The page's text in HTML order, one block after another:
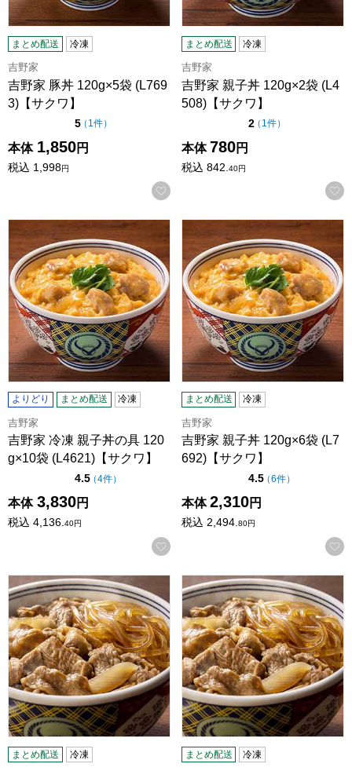
まとめ配送 冷凍
吉野家
吉野家 豚丼 120g×5袋 (L769
3)【サクワ】
5点（5点満点中）
（ 1件の評価
）
本体 1,850円
税込 1,998円
お気に入りに登録する
まとめ配送 冷凍
吉野家
吉野家 親子丼 120g×2袋 (L4
508)【サクワ】
2点（5点満点中）
（ 1件の評価
）
本体 780円
税込 842. 40円
吉野家 冷凍 親子丼の具 120g×10袋 (L4621)【サクワ】
よりどり まとめ配送 冷凍
吉野家
吉野家 冷凍 親子丼の具 120
g×10袋 (L4621)【サクワ】
4.5点（5点満点中）
（4件の評価
）
本体 3,830円
税込 4,136.40円
お気に入りに登録する
吉野家 親子丼 120g×6袋
まとめ配送 冷凍
吉野家
吉野家 親子丼 120g×6袋 (L7
692)【サクワ】
4.5点（5点満点中）
（6件の評価
）
本体 2,310円
税込 2,494.80円
吉野家 牛鍋丼の具 120g×2袋(L5936)【サクワ】
まとめ配送 冷凍
吉野家 牛鍋丼の具 120g×6袋
まとめ配送 冷凍